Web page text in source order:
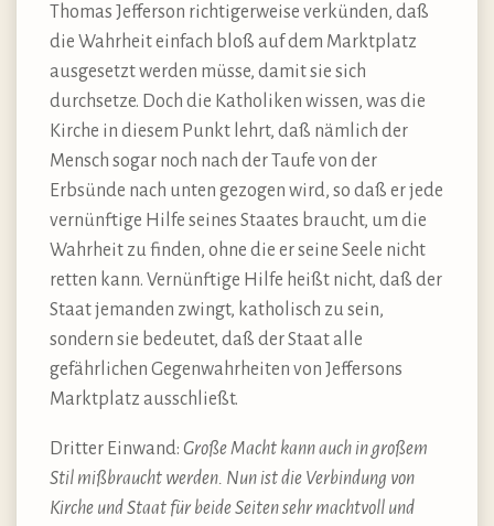
Thomas Jefferson richtigerweise verkünden, daß
die Wahrheit einfach bloß auf dem Marktplatz
ausgesetzt werden müsse, damit sie sich
durchsetze. Doch die Katholiken wissen, was die
Kirche in diesem Punkt lehrt, daß nämlich der
Mensch sogar noch nach der Taufe von der
Erbsünde nach unten gezogen wird, so daß er jede
vernünftige Hilfe seines Staates braucht, um die
Wahrheit zu finden, ohne die er seine Seele nicht
retten kann. Vernünftige Hilfe heißt nicht, daß der
Staat jemanden zwingt, katholisch zu sein,
sondern sie bedeutet, daß der Staat alle
gefährlichen Gegenwahrheiten von Jeffersons
Marktplatz ausschließt.
Dritter Einwand: Große Macht kann auch in großem
Stil mißbraucht werden. Nun ist die Verbindung von
Kirche und Staat für beide Seiten sehr machtvoll und